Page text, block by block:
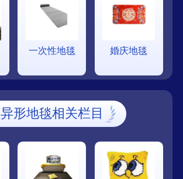
一次性地毯 婚庆地毯
异形地毯相关栏目